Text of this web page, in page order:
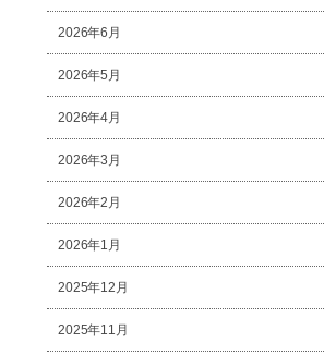
2026年6月
2026年5月
2026年4月
2026年3月
2026年2月
2026年1月
2025年12月
2025年11月